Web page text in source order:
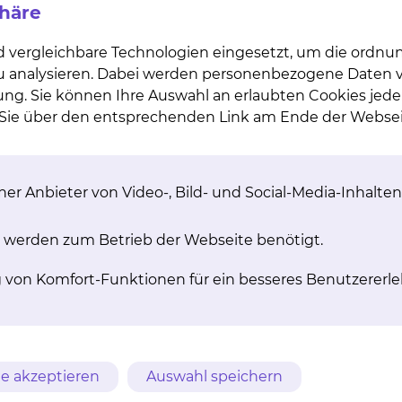
Chefarzt der Klinik für Mund-, Kiefer- und
der in den Ruhestand verabschiedet wurde.
absolvierte er das Studium der Zahnmedizin. Seine
(UKE) verbunden, wo er sowohl seine
Gesichtschirurgie sowie Fachzahnarzt für
Ein besonderer Schwerpunkt seiner
setzt Dr. Dr. Lohse einen Fokus auf die
vergleichbare Technologien eingesetzt, um die
Dabei werden personenbezogene Daten
Sie können Ihre Auswahl an erlaubten Cookies
über den entsprechenden Link am Ende der
Anbieter von Video-, Bild- und Social-Media-
werden zum Betrieb der Webseite benötigt.
Komfort-Funktionen für ein besseres
akzeptieren Auswahl speichern